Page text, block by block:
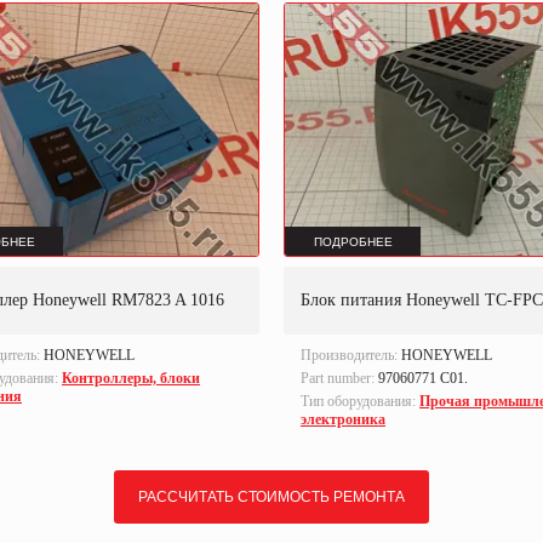
Honeywell RM7823 A 1016
HONEYWELL
Контроллеры, блоки
ПОДРОБНЕЕ
Блок питания Honeywell TC-
Производитель: HONEYWELL
Part number: 97060771 С01.
Тип оборудования: Прочая
электроника
РАССЧИТАТЬ СТОИМОСТЬ РЕМОНТА